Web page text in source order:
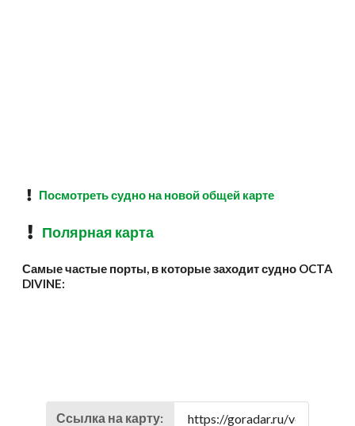
Посмотреть судно на новой общей карте
Полярная карта
Самые частые порты, в которые заходит судно OCTA
DIVINE:
Ссылка на карту: